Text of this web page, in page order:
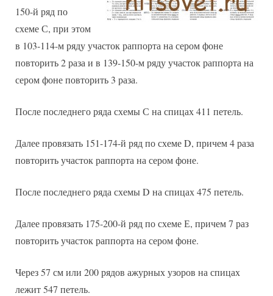
150-й ряд по
схеме С, при этом
в 103-114-м ряду участок раппорта на сером фоне
повторить 2 раза и в 139-150-м ряду участок раппорта на
сером фоне повторить 3 раза.
После последнего ряда схемы С на спицах 411 петель.
Далее провязать 151-174-й ряд по схеме D, причем 4 раза
повторить участок раппорта на сером фоне.
После последнего ряда схемы D на спицах 475 петель.
Далее провязать 175-200-й ряд по схеме Е, причем 7 раз
повторить участок раппорта на сером фоне.
Через 57 см или 200 рядов ажурных узоров на спицах
лежит 547 петель.